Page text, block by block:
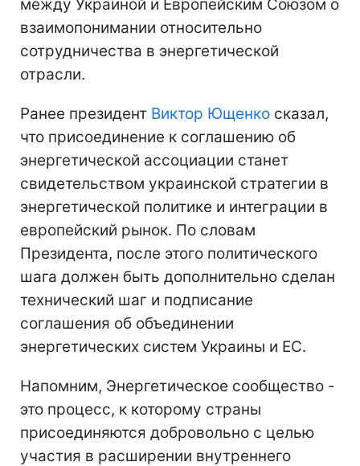
между Украиной и Европейским Союзом о
взаимопонимании относительно
сотрудничества в энергетической
отрасли.
Ранее президент Виктор Ющенко сказал,
что присоединение к соглашению об
энергетической ассоциации станет
свидетельством украинской стратегии в
энергетической политике и интеграции в
европейский рынок. По словам
Президента, после этого политического
шага должен быть дополнительно сделан
технический шаг и подписание
соглашения об объединении
энергетических систем Украины и ЕС.
Напомним, Энергетическое сообщество -
это процесс, к которому страны
присоединяются добровольно с целью
участия в расширении внутреннего